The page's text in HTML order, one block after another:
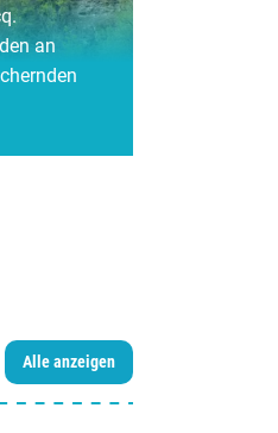
an
Alle anzeigen